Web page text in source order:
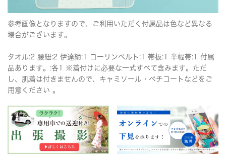
参考画像となりますので、ご利用いただく付属品は色など異なる
場合がございます。
タオル:2 腰紐:2 伊達締:1 コーリンベルト:1 帯板:1 半幅帯:1 付属
品あります。:各1 ※着付けに必要な一式すべて含みます。ただ
し、肌着は付きませんので、キャミソール・ペチコートなどをご
用意ください 。